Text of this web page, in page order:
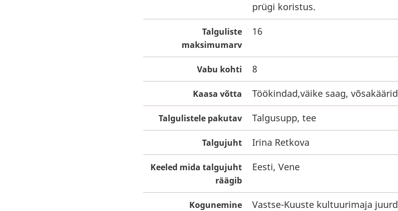
prügi koristus.
Talguliste
maksimumarv
16
Vabu kohti 8
Kaasa võtta Töökindad,väike saag,
Talgulistele pakutav Talgusupp, tee
Talgujuht Irina Retkova
Keeled mida talgujuht
räägib
Eesti, Vene
Kogunemine
Vastse-Kuuste kultuurimaja